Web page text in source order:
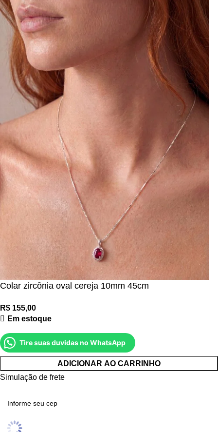
Colar zircônia oval cereja 10mm 45cm
Em estoque
Tire suas duvidas no WhatsApp
ADICIONAR AO CARRINHO
Simulação de frete